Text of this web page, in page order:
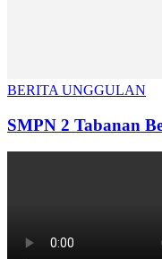
BERITA UNGGULAN
SMPN 2 Tabanan